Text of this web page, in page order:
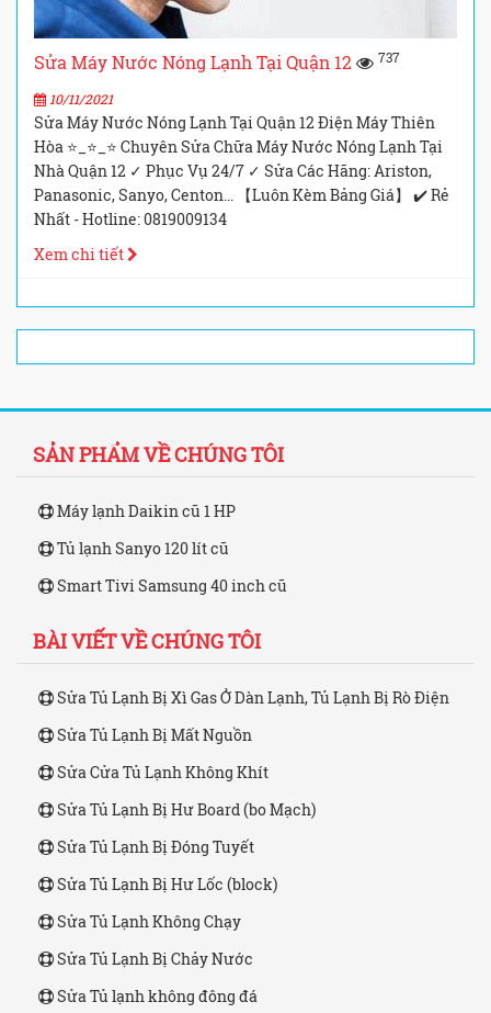
Sửa Máy Nước Nóng Lạnh Tại Quận 12 737
10/11/2021
Sửa Máy Nước Nóng Lạnh Tại Quận 12 Điện Máy Thiên
Hòa ⭐_⭐_⭐ Chuyên Sửa Chữa Máy Nước Nóng Lạnh Tại
Nhà Quận 12 ✓ Phục Vụ 24/7 ✓ Sửa Các Hãng: Ariston,
Panasonic, Sanyo, Centon... 【Luôn Kèm Bảng Giá】 ✔️ Rẻ
Nhất - Hotline: 0819009134
Xem chi tiết
SẢN PHẨM VỀ CHÚNG TÔI
Máy lạnh Daikin cũ 1 HP
Tủ lạnh Sanyo 120 lít cũ
Smart Tivi Samsung 40 inch cũ
BÀI VIẾT VỀ CHÚNG TÔI
Sửa Tủ Lạnh Bị Xì Gas Ở Dàn Lạnh, Tủ Lạnh Bị Rò Điện
Sửa Tủ Lạnh Bị Mất Nguồn
Sửa Cửa Tủ Lạnh Không Khít
Sửa Tủ Lạnh Bị Hư Board (bo Mạch)
Sửa Tủ Lạnh Bị Đóng Tuyết
Sửa Tủ Lạnh Bị Hư Lốc (block)
Sửa Tủ Lạnh Không Chạy
Sửa Tủ Lạnh Bị Chảy Nước
Sửa Tủ lạnh không đông đá